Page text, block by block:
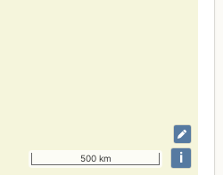
500 km i